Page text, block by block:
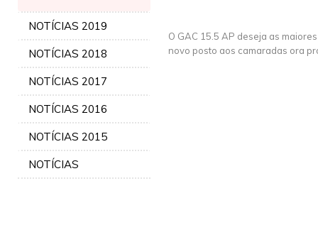
NOTÍCIAS 2019
NOTÍCIAS 2018
NOTÍCIAS 2017
NOTÍCIAS 2016
NOTÍCIAS 2015
NOTÍCIAS
O GAC 15.5 AP deseja as
novo posto aos camaradas ora